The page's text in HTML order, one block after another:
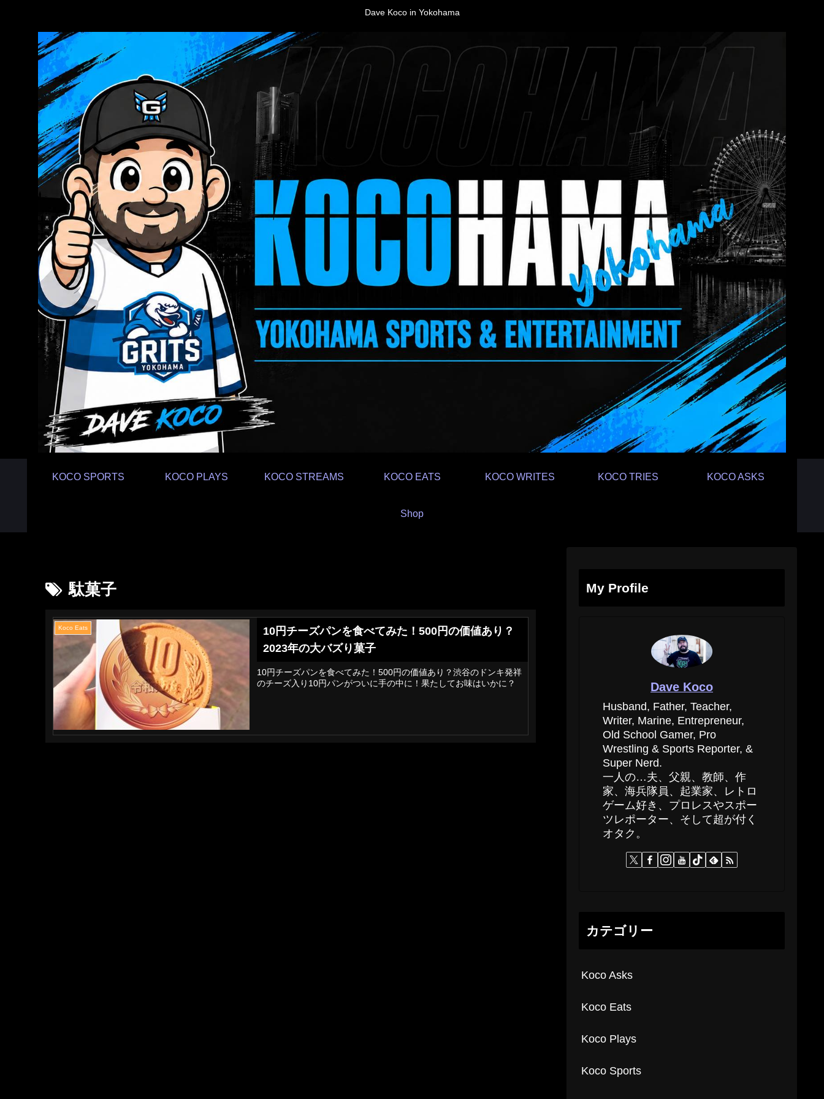
Dave Koco in Yokohama
KOCO SPORTS KOCO PLAYS KOCO STREAMS KOCO EATS KOCO WRITES KOCO TRIES KOCO ASKS
Shop
駄菓子
Koco Eats
10円チーズパンを食べてみた！500円の価値あり？
2023年の大バズり菓子
10円チーズパンを食べてみた！500円の価値あり？渋谷のドンキ発祥
のチーズ入り10円パンがついに手の中に！果たしてお味はいかに？
My Profile
Dave Koco
Husband, Father, Teacher,
Writer, Marine, Entrepreneur,
Old School Gamer, Pro
Wrestling & Sports Reporter, &
Super Nerd.
一人の…夫、父親、教師、作
家、海兵隊員、起業家、レトロ
ゲーム好き、プロレスやスポー
ツレポーター、そして超が付く
オタク。
カテゴリー
Koco Asks
Koco Eats
Koco Plays
Koco Sports